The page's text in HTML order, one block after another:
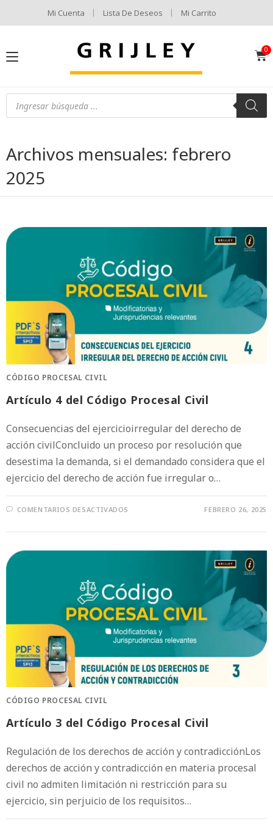
Mi Cuenta Lista De Deseos Mi Carrito
Archivos mensuales: febrero
2025
CÓDIGO PROCESAL CIVIL
Artículo 4 del Código Procesal Civil
Consecuencias del ejercicioirregular del derecho de
acción civilConcluido un proceso por resolución que
desestima la demanda, si el demandado considera que el
ejercicio del derecho de acción fue irregular o…
COMENTARIOS DESACTIVADOS FEBRERO 26, 2025
CÓDIGO PROCESAL CIVIL
Artículo 3 del Código Procesal Civil
Regulación de los derechos de acción y contradicciónLos
derechos de acción y contradicción en materia procesal
civil no admiten limitación ni restricción para su
ejercicio, sin perjuicio de los requisitos…